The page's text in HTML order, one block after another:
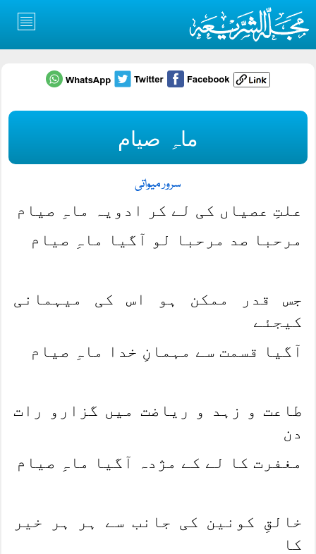
ماہِ صیام
سرور میواتی
علتِ عصیاں کی لے کر ادویہ ماہِ صیام
مرحبا صد مرحبا لو آگیا ماہِ صیام
جس قدر ممکن ہو اس کی میہمانی
کیجئے
آگیا قسمت سے مہمانِ خدا ماہِ صیام
طاعت و زہد و ریاضت میں گزارو رات
دن
مغفرت کا لے کے مژدہ آگیا ماہِ صیام
خالقِ کونین کی جانب سے ہر ہر خیر
کا